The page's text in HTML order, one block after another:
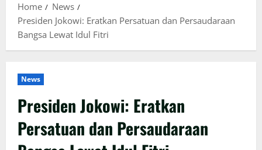
Home
News
Presiden Jokowi: Eratkan Persatuan dan Persaudaraan
Bangsa Lewat Idul Fitri
News
Presiden Jokowi: Eratkan
Persatuan dan Persaudaraan